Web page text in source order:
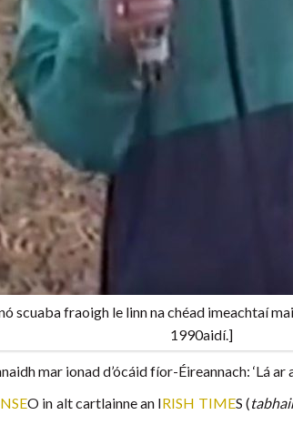
scuaba fraoigh le linn na chéad imeachtaí
1990aidí.]
mar ionad d’ócáid fíor-Éireannach: ‘Lá ar
O in alt cartlainne an IRISH TIMES (